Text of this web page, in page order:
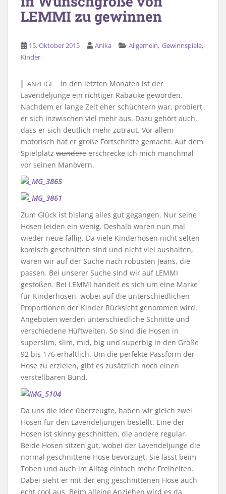
LEMMI zu gewinnen
15. Oktober 2015 Anika Allgemein, Gewinnspiele,
Kinder
ANZEIGE
In den letzten Monaten ist der
Lavendeljunge ein richtiger Rabauke geworden.
Nachdem er lange Zeit eher schüchtern war, probiert
er sich inzwischen viel mehr aus. Dazu gehört auch,
dass er sich deutlich mehr zutraut. Vor allem
motorisch hat er große Fortschritte gemacht. Auf dem
Spielplatz wundere erschrecke ich mich manchmal
vor seinen Manövern.
Zum Glück ist bislang alles gut gegangen. Nur seine
Hosen leiden ein wenig. Deshalb waren nun mal
wieder neue fällig. Da viele Kinderhosen nicht selten
komisch geschnitten sind und nicht viel aushalten,
waren wir auf der Suche nach robusten Jeans, die
passen. Bei unserer Suche sind wir auf LEMMI
gestoßen. Bei LEMMI handelt es sich um eine Marke
für Kinderhosen, wobei auf die unterschiedlichen
Proportionen der Kinder Rücksicht genommen wird.
Angeboten werden unterschiedliche Schnitte und
verschiedene Hüftweiten. So sind die Hosen in
superslim, slim, mid, big und superbig in den Größe
92 bis 176 erhältlich. Um die perfekte Passform der
Hose zu erzielen, gibt es zusätzlich noch einen
verstellbaren Bund.
Da uns die Idee überzeugte, haben wir gleich zwei
Hosen für den Lavendeljungen bestellt. Eine der
Hosen ist skinny geschnitten, die andere regular.
Beide Hosen sitzen gut, wobei der Lavendeljunge die
normal geschnittene Hose bevorzugt. Sie lässt beim
Toben und auch im Alltag einfach mehr Freiheiten.
Dabei sieht er mit der eng geschnittenen Hose auch
echt cool aus. Beim alleine Anziehen wird es da